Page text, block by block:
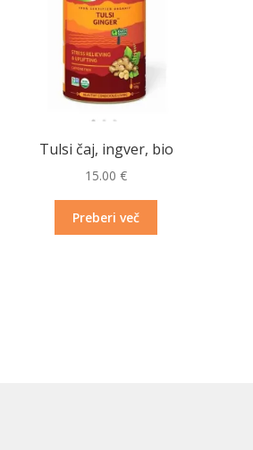
Tulsi čaj, ingver, bio
15.00€
Preberi več